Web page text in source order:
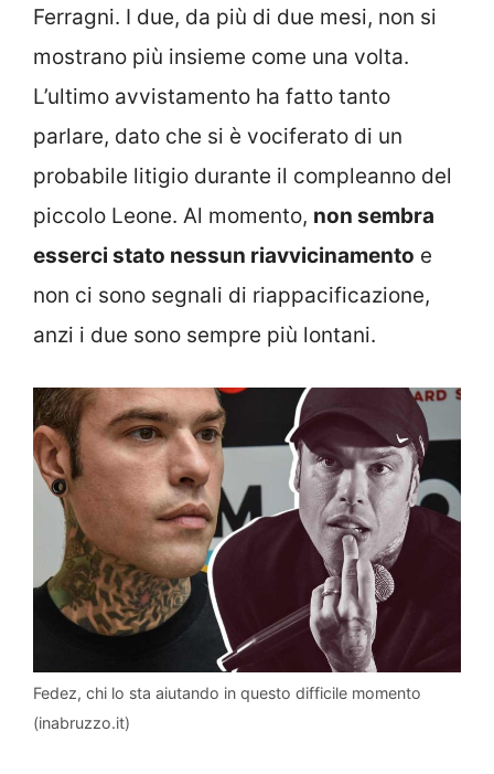
Ferragni. I due, da più di due mesi, non si
mostrano più insieme come una volta.
L’ultimo avvistamento ha fatto tanto
parlare, dato che si è vociferato di un
probabile litigio durante il compleanno del
piccolo Leone. Al momento, non sembra
esserci stato nessun riavvicinamento e
non ci sono segnali di riappacificazione,
anzi i due sono sempre più lontani.
Fedez, chi lo sta aiutando in questo difficile momento
(inabruzzo.it)